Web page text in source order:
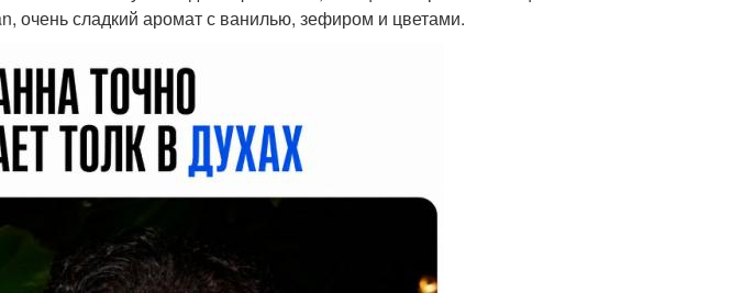
очень сладкий аромат с ванилью, зефиром и цветами.